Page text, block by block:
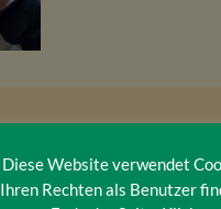
Diese Website verwendet
Ihren Rechten als Benutzer